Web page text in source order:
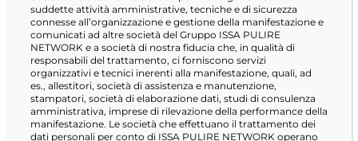
suddette attività amministrative, tecniche e di sicurezza
connesse all’organizzazione e gestione della manifestazione e
comunicati ad altre società del Gruppo ISSA PULIRE
NETWORK e a società di nostra fiducia che, in qualità di
responsabili del trattamento, ci forniscono servizi
organizzativi e tecnici inerenti alla manifestazione, quali, ad
es., allestitori, società di assistenza e manutenzione,
stampatori, società di elaborazione dati, studi di consulenza
amministrativa, imprese di rilevazione della performance della
manifestazione. Le società che effettuano il trattamento dei
dati personali per conto di ISSA PULIRE NETWORK operano